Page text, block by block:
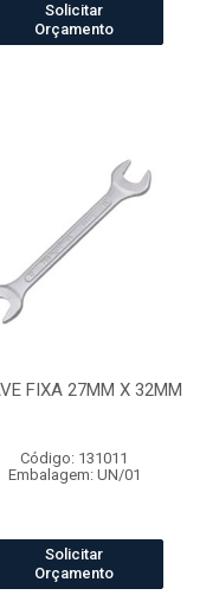
Solicitar
Orçamento
FIXA 27MM X 32MM
Código: 131011
Embalagem: UN/01
Solicitar
Orçamento